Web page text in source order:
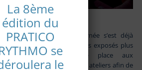
programme sur une journée s’est déjà
édition de 2019 avec des exposés plus
laissant plus de place aux
en alternance avec des ateliers afin de
La 8ème
édition du
PRATICO
se
le